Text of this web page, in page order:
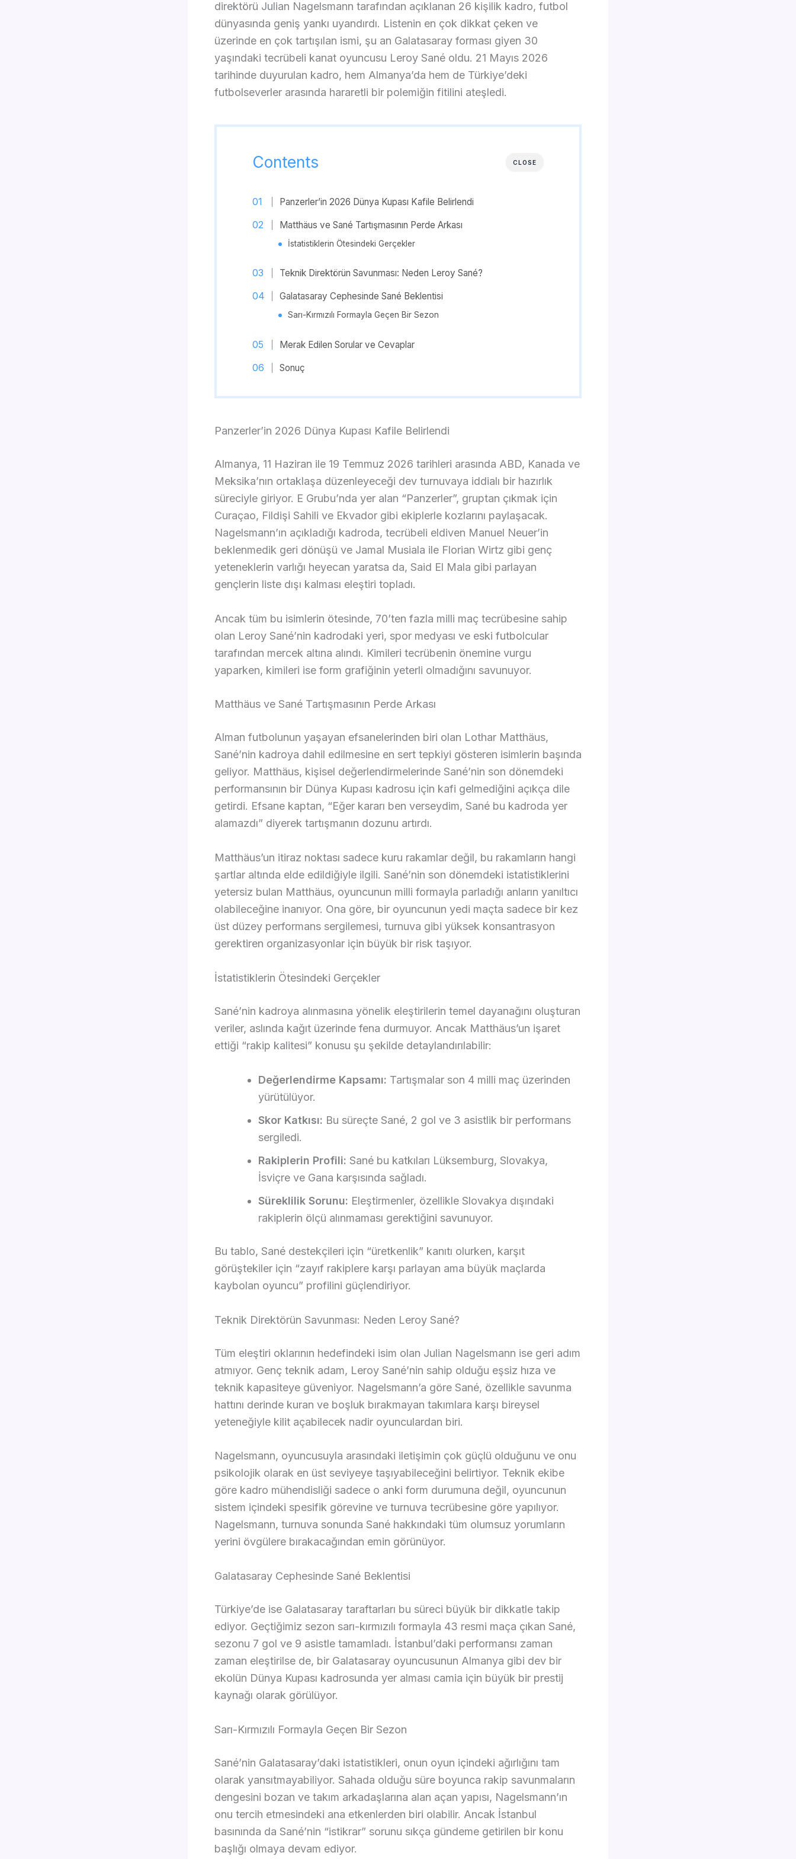
direktörü Julian Nagelsmann tarafından açıklanan 26 kişilik kadro, futbol
dünyasında geniş yankı uyandırdı. Listenin en çok dikkat çeken ve
üzerinde en çok tartışılan ismi, şu an Galatasaray forması giyen 30
yaşındaki tecrübeli kanat oyuncusu Leroy Sané oldu. 21 Mayıs 2026
tarihinde duyurulan kadro, hem Almanya’da hem de Türkiye’deki
futbolseverler arasında hararetli bir polemiğin fitilini ateşledi.
CLOSE
Contents
Panzerler’in 2026 Dünya Kupası Kafile Belirlendi
Matthäus ve Sané Tartışmasının Perde Arkası
İstatistiklerin Ötesindeki Gerçekler
Teknik Direktörün Savunması: Neden Leroy Sané?
Galatasaray Cephesinde Sané Beklentisi
Sarı-Kırmızılı Formayla Geçen Bir Sezon
Merak Edilen Sorular ve Cevaplar
Sonuç
Panzerler’in 2026 Dünya Kupası Kafile Belirlendi
Almanya, 11 Haziran ile 19 Temmuz 2026 tarihleri arasında ABD, Kanada ve
Meksika’nın ortaklaşa düzenleyeceği dev turnuvaya iddialı bir hazırlık
süreciyle giriyor. E Grubu’nda yer alan “Panzerler”, gruptan çıkmak için
Curaçao, Fildişi Sahili ve Ekvador gibi ekiplerle kozlarını paylaşacak.
Nagelsmann’ın açıkladığı kadroda, tecrübeli eldiven Manuel Neuer’in
beklenmedik geri dönüşü ve Jamal Musiala ile Florian Wirtz gibi genç
yeteneklerin varlığı heyecan yaratsa da, Said El Mala gibi parlayan
gençlerin liste dışı kalması eleştiri topladı.
Ancak tüm bu isimlerin ötesinde, 70’ten fazla milli maç tecrübesine sahip
olan Leroy Sané’nin kadrodaki yeri, spor medyası ve eski futbolcular
tarafından mercek altına alındı. Kimileri tecrübenin önemine vurgu
yaparken, kimileri ise form grafiğinin yeterli olmadığını savunuyor.
Matthäus ve Sané Tartışmasının Perde Arkası
Alman futbolunun yaşayan efsanelerinden biri olan Lothar Matthäus,
Sané’nin kadroya dahil edilmesine en sert tepkiyi gösteren isimlerin başında
geliyor. Matthäus, kişisel değerlendirmelerinde Sané’nin son dönemdeki
performansının bir Dünya Kupası kadrosu için kafi gelmediğini açıkça dile
getirdi. Efsane kaptan, “Eğer kararı ben verseydim, Sané bu kadroda yer
alamazdı” diyerek tartışmanın dozunu artırdı.
Matthäus’un itiraz noktası sadece kuru rakamlar değil, bu rakamların hangi
şartlar altında elde edildiğiyle ilgili. Sané’nin son dönemdeki istatistiklerini
yetersiz bulan Matthäus, oyuncunun milli formayla parladığı anların yanıltıcı
olabileceğine inanıyor. Ona göre, bir oyuncunun yedi maçta sadece bir kez
üst düzey performans sergilemesi, turnuva gibi yüksek konsantrasyon
gerektiren organizasyonlar için büyük bir risk taşıyor.
İstatistiklerin Ötesindeki Gerçekler
Sané’nin kadroya alınmasına yönelik eleştirilerin temel dayanağını oluşturan
veriler, aslında kağıt üzerinde fena durmuyor. Ancak Matthäus’un işaret
ettiği “rakip kalitesi” konusu şu şekilde detaylandırılabilir:
Değerlendirme Kapsamı: Tartışmalar son 4 milli maç üzerinden
yürütülüyor.
Skor Katkısı: Bu süreçte Sané, 2 gol ve 3 asistlik bir performans
sergiledi.
Rakiplerin Profili: Sané bu katkıları Lüksemburg, Slovakya,
İsviçre ve Gana karşısında sağladı.
Süreklilik Sorunu: Eleştirmenler, özellikle Slovakya dışındaki
rakiplerin ölçü alınmaması gerektiğini savunuyor.
Bu tablo, Sané destekçileri için “üretkenlik” kanıtı olurken, karşıt
görüştekiler için “zayıf rakiplere karşı parlayan ama büyük maçlarda
kaybolan oyuncu” profilini güçlendiriyor.
Teknik Direktörün Savunması: Neden Leroy Sané?
Tüm eleştiri oklarının hedefindeki isim olan Julian Nagelsmann ise geri adım
atmıyor. Genç teknik adam, Leroy Sané’nin sahip olduğu eşsiz hıza ve
teknik kapasiteye güveniyor. Nagelsmann’a göre Sané, özellikle savunma
hattını derinde kuran ve boşluk bırakmayan takımlara karşı bireysel
yeteneğiyle kilit açabilecek nadir oyunculardan biri.
Nagelsmann, oyuncusuyla arasındaki iletişimin çok güçlü olduğunu ve onu
psikolojik olarak en üst seviyeye taşıyabileceğini belirtiyor. Teknik ekibe
göre kadro mühendisliği sadece o anki form durumuna değil, oyuncunun
sistem içindeki spesifik görevine ve turnuva tecrübesine göre yapılıyor.
Nagelsmann, turnuva sonunda Sané hakkındaki tüm olumsuz yorumların
yerini övgülere bırakacağından emin görünüyor.
Galatasaray Cephesinde Sané Beklentisi
Türkiye’de ise Galatasaray taraftarları bu süreci büyük bir dikkatle takip
ediyor. Geçtiğimiz sezon sarı-kırmızılı formayla 43 resmi maça çıkan Sané,
sezonu 7 gol ve 9 asistle tamamladı. İstanbul’daki performansı zaman
zaman eleştirilse de, bir Galatasaray oyuncusunun Almanya gibi dev bir
ekolün Dünya Kupası kadrosunda yer alması camia için büyük bir prestij
kaynağı olarak görülüyor.
Sarı-Kırmızılı Formayla Geçen Bir Sezon
Sané’nin Galatasaray’daki istatistikleri, onun oyun içindeki ağırlığını tam
olarak yansıtmayabiliyor. Sahada olduğu süre boyunca rakip savunmaların
dengesini bozan ve takım arkadaşlarına alan açan yapısı, Nagelsmann’ın
onu tercih etmesindeki ana etkenlerden biri olabilir. Ancak İstanbul
basınında da Sané’nin “istikrar” sorunu sıkça gündeme getirilen bir konu
başlığı olmaya devam ediyor.